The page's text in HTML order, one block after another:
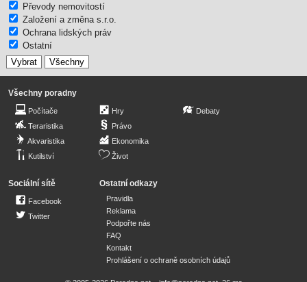
Převody nemovitostí
Založení a změna s.r.o.
Ochrana lidských práv
Ostatní
Všechny poradny
Počítače
Teraristika
Akvaristika
Kutilství
Hry
Právo
Ekonomika
Život
Debaty
Sociální sítě
Facebook
Twitter
Ostatní odkazy
Pravidla
Reklama
Podpořte nás
FAQ
Kontakt
Prohlášení o ochraně osobních údajů